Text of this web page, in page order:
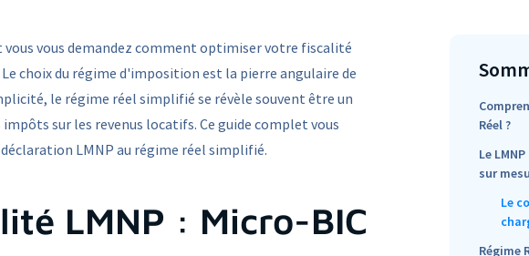
vous demandez comment optimiser votre fiscalité
choix du régime d'imposition est la pierre angulaire de
le régime réel simplifié se révèle souvent être un
sur les revenus locatifs. Ce guide complet vous
LMNP au régime réel simplifié.
LMNP : Micro-BIC
Réel ?
Le
sur
Le
Régime